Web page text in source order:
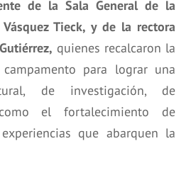
de la Sala General de la
Tieck, y de la rectora
quienes recalcaron la
para lograr una
de investigación, de
el fortalecimiento de
que abarquen la